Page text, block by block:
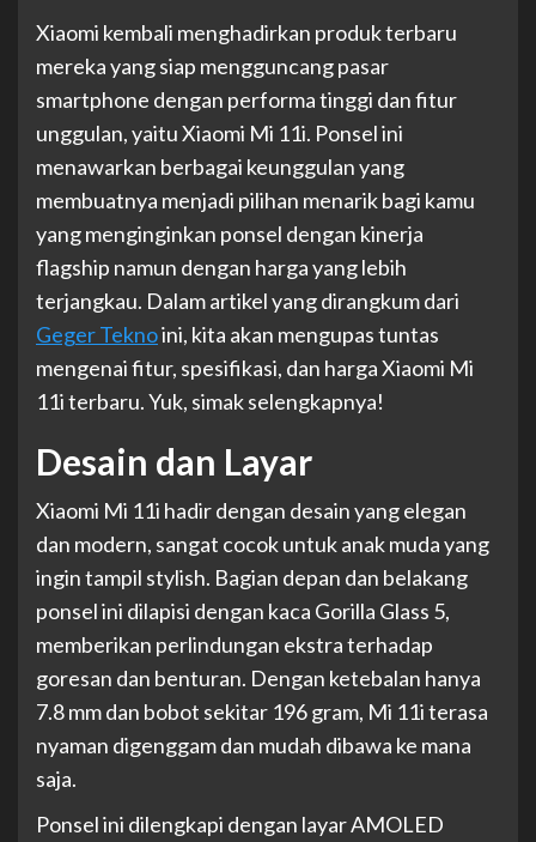
Xiaomi kembali menghadirkan produk terbaru
mereka yang siap mengguncang pasar
smartphone dengan performa tinggi dan fitur
unggulan, yaitu Xiaomi Mi 11i. Ponsel ini
menawarkan berbagai keunggulan yang
membuatnya menjadi pilihan menarik bagi kamu
yang menginginkan ponsel dengan kinerja
flagship namun dengan harga yang lebih
terjangkau. Dalam artikel yang dirangkum dari
Geger Teknoini, kita akan mengupas tuntas
mengenai fitur, spesifikasi, dan harga Xiaomi Mi
11i terbaru. Yuk, simak selengkapnya!
Desain dan Layar
Xiaomi Mi 11i hadir dengan desain yang elegan
dan modern, sangat cocok untuk anak muda yang
ingin tampil stylish. Bagian depan dan belakang
ponsel ini dilapisi dengan kaca Gorilla Glass 5,
memberikan perlindungan ekstra terhadap
goresan dan benturan. Dengan ketebalan hanya
7.8 mm dan bobot sekitar 196 gram, Mi 11i terasa
nyaman digenggam dan mudah dibawa ke mana
saja.
Ponsel ini dilengkapi dengan layar AMOLED